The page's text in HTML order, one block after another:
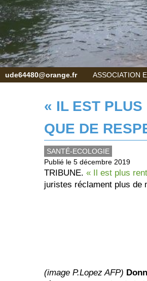
ASSOCIATION
ude64480@orange.fr
« IL EST PLUS
QUE DE
SANTÉ-ECOLOGIE
Publié le 5 décembre 2019
TRIBUNE. « Il est plus
juristes réclament plus de
(image P.Lopez AFP)